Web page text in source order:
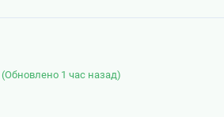
(Обновлено 1 час назад)